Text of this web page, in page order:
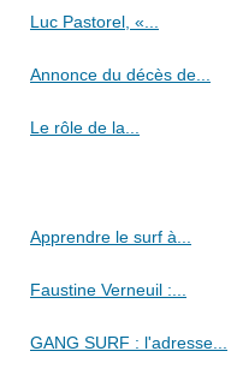
Luc Pastorel, «...
Annonce du décès de...
Le rôle de la...
Apprendre le surf à...
Faustine Verneuil :...
GANG SURF : l'adresse...